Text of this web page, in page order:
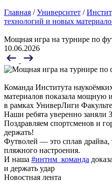
Главная /Университет /
технологий и новых
Мощная игра на турнире по
10.06.2026
Команда Института
материалов показала мощную
в рамках УниверЛиги
Наши ребята уверенно заняли
Поздравляем спортсменов и
держать!
Футволей — это сплав драйва,
пляжного настроения.
И наша #интнм_команда
и держать удар
Новостная лента